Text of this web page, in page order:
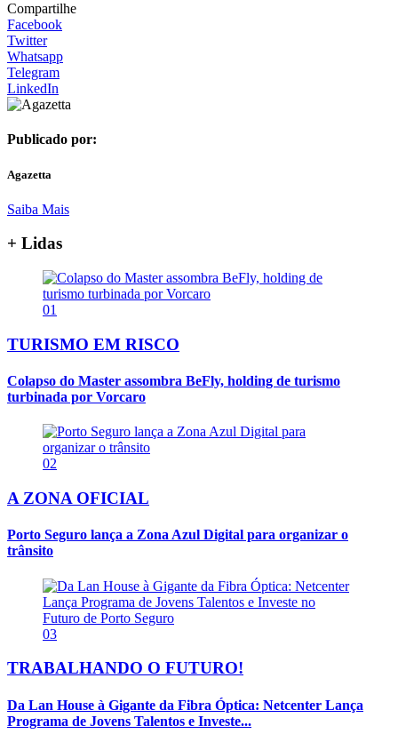
Compartilhe
Facebook
Twitter
Whatsapp
Telegram
LinkedIn
Publicado por:
Agazetta
Saiba Mais
+ Lidas
01
TURISMO EM RISCO
Colapso do Master assombra BeFly, holding de turismo
turbinada por Vorcaro
02
A ZONA OFICIAL
Porto Seguro lança a Zona Azul Digital para organizar o
trânsito
03
TRABALHANDO O FUTURO!
Da Lan House à Gigante da Fibra Óptica: Netcenter Lança
Programa de Jovens Talentos e Investe...